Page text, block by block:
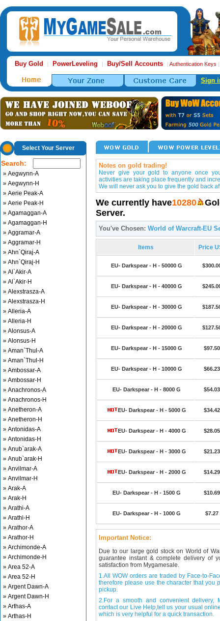
Buy Gold | PowerLeveling | Buy/Sell Accounts | Authentication Keys
Sign
Select Your Server
Search:
» Aegwynn-A
» Aegwynn-H
» Aerie Peak-A
» Aerie Peak-H
» Agamaggan-A
» Agamaggan-H
» Aggramar-A
» Aggramar-H
» Ahn`Qiraj-A
» Ahn`Qiraj-H
» Al`Akir-A
» Al`Akir-H
» Alexstrasza-A
» Alexstrasza-H
» Alleria-A
» Alleria-H
» Alonsus-A
» Alonsus-H
» Aman`Thul-A
» Aman`Thul-H
» Ambossar-A
» Ambossar-H
» Anachronos-A
» Anachronos-H
» Anetheron-A
» Anetheron-H
» Antonidas-A
» Antonidas-H
» Anub`arak-A
» Anub`arak-H
» Anvilmar-A
» Anvilmar-H
» Arak-A
» Arak-H
» Arathi-A
» Arathi-H
» Arathor-A
» Arathor-H
» Archimonde-A
» Archimonde-H
» Area 52-A
» Area 52-H
» Argent Dawn-A
» Argent Dawn-H
» Arthas-A
» Arthas-H
Notes on gold trading!
Never give your gold to anyone once
activities are taking place frequently and
We will never ask you to give the gold back
We currently have10280
Server.
You've Chosen: World of Warcraft-EU
Items Price
EU- Darkspear - H - 50000 G
EU- Darkspear - H - 40000 G
EU- Darkspear - H - 30000 G
EU- Darkspear - H - 20000 G
EU- Darkspear - H - 15000 G $97.50
EU- Darkspear - H - 10000 G $66.23
EU- Darkspear - H - 8000 G $54.03
EU- Darkspear - H - 5000 G $34.42
EU- Darkspear - H - 4000 G $28.05
EU- Darkspear - H - 3000 G $21.23
EU- Darkspear - H - 2000 G $14.29
EU- Darkspear - H - 1500 G $10.69
EU- Darkspear - H - 1000 G $7.27
Important Notice:
Due to our large gold stock on World of
guarantee instant & complete delivery of
satisfaction from Mygamesale.
1.All WOW orders are traded by Face-to-
therefore please use the character that you
pickup.
2.For a smooth and convenient delivery,
contact our Live Help,tell us your usual
which is very helpful for a quick transaction.